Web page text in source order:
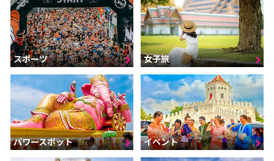
スポーツ 女子旅
パワースポット イベント